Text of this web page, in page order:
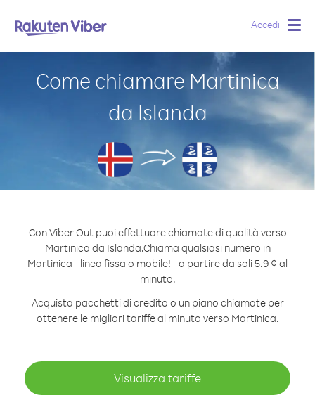
Accedi
Come chiamare Martinica
da Islanda
Con Viber Out puoi effettuare chiamate di qualità verso
Martinica da Islanda.Chiama qualsiasi numero in
Martinica - linea fissa o mobile! - a partire da soli 5.9 ¢ al
minuto.
Acquista pacchetti di credito o un piano chiamate per
ottenere le migliori tariffe al minuto verso Martinica.
Visualizza tariffe